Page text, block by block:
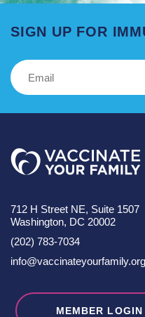
SIGN UP FOR
712 H Street NE, Suite 1507
Washington, DC 20002
(202) 783-7034
info@vaccinateyourfamily.org
MEMBER LOGIN